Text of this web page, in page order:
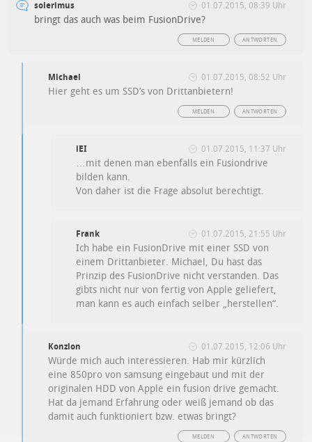
solerimus 01.07.2015, 08:39 Uhr
bringt das auch was beim FusionDrive?
ANTWORTEN
MELDEN
Michael 01.07.2015, 08:52 Uhr
Hier geht es um SSD’s von Drittanbietern!
ANTWORTEN
MELDEN
iEI 01.07.2015, 11:37 Uhr
…mit denen man ebenfalls ein Fusiondrive
bilden kann.
Von daher ist die Frage absolut berechtigt.
Frank 01.07.2015, 21:55 Uhr
Ich habe ein FusionDrive mit einer SSD von
einem Drittanbieter. Michael, Du hast das
Prinzip des FusionDrive nicht verstanden. Das
gibts nicht nur von fertig von Apple geliefert,
man kann es auch einfach selber „herstellen“.
Konzlon 01.07.2015, 12:06 Uhr
Würde mich auch interessieren. Hab mir kürzlich
eine 850pro von samsung eingebaut und mit der
originalen HDD von Apple ein fusion drive gemacht.
Hat da jemand Erfahrung oder weiß jemand ob das
damit auch funktioniert bzw. etwas bringt?
ANTWORTEN
MELDEN